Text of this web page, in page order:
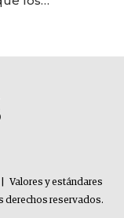
Valores y estándares
derechos reservados.